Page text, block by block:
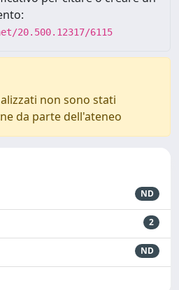
20.500.12317/6115
non sono stati
da parte dell'ateneo
ND
2
ND